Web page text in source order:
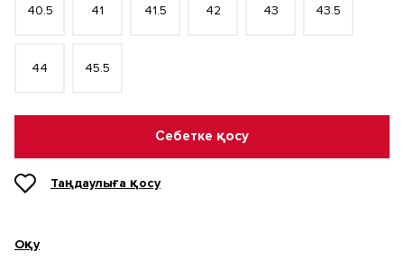
40.5 41 41.5 42 43 43.5
44 45.5
Себетке қосу
Таңдаулыға қосу
Оқу